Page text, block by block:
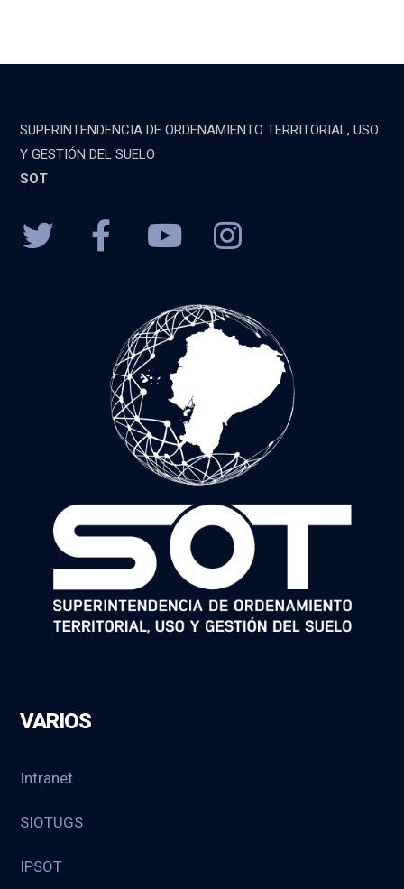
SUPERINTENDENCIA DE ORDENAMIENTO TERRITORIAL, USO
Y GESTIÓN DEL SUELO
SOT
VARIOS
Intranet
SIOTUGS
IPSOT